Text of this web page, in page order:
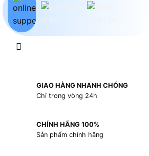
GIAO HÀNG NHANH CHÓNG
Chỉ trong vòng 24h
CHÍNH HÃNG 100%
Sản phẩm chính hãng